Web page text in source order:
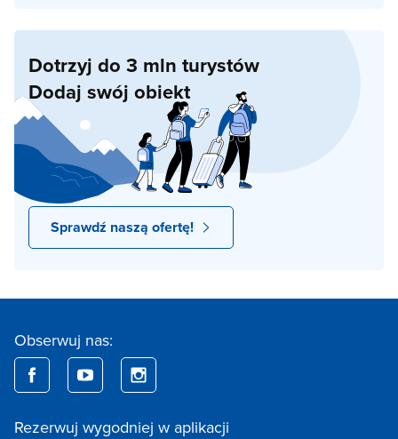
Dotrzyj do 3 mln turystów
Dodaj swój obiekt
Sprawdź naszą ofertę!
Obserwuj nas:
Rezerwuj wygodniej w aplikacji